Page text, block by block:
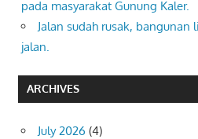
pada masyarakat Gunung Kaler.
Jalan sudah rusak, bangunan
jalan.
ARCHIVES
July 2026 (4)